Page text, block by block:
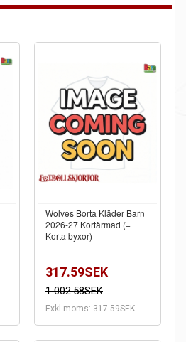
Wolves Borta Kläder Barn
2026-27 Kortärmad (+
Korta byxor)
317.59SEK
1 002.58SEK
Exkl moms: 317.59SEK